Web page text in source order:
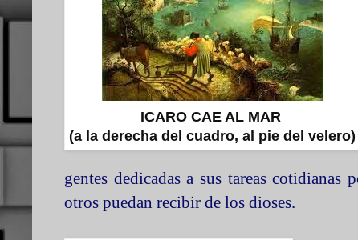
ICARO CAE AL MAR
(a la derecha del cuadro, al pie del velero)
gentes dedicadas a sus tareas
otros puedan recibir de los dioses.